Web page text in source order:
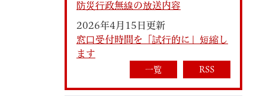
観光
防災行政無線の放送内容
2026年4月15日更新
窓口受付時間を「試行的に」短縮し
ます
一覧 RSS